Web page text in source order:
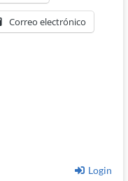
Correo electrónico
Login